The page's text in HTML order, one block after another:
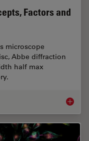
Factors and
microscope
Abbe diffraction
half max